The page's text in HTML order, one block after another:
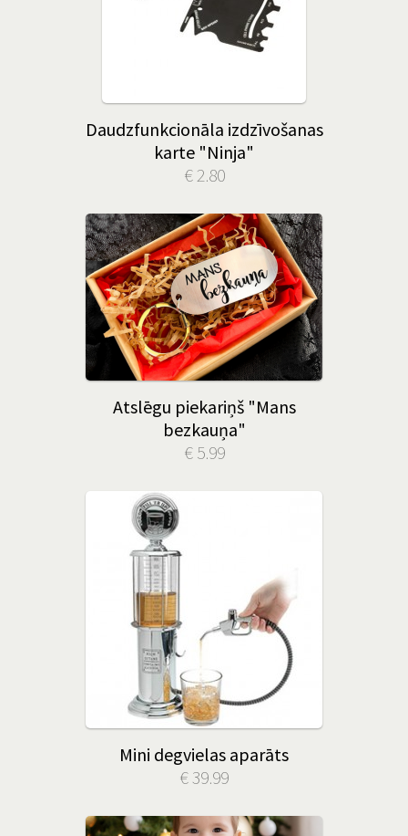
Daudzfunkcionāla izdzīvošanas
karte "Ninja"
€ 2.80
Atslēgu piekariņš "Mans
bezkauņa"
€ 5.99
Mini degvielas aparāts
€ 39.99